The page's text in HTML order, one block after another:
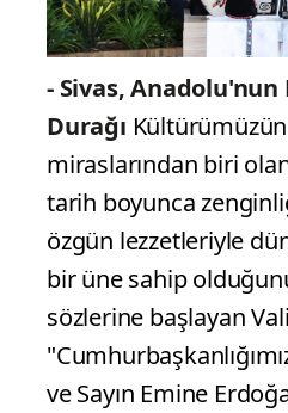
- Sivas, Anadolu'nun
Durağı
miraslarından biri
tarih boyunca
özgün lezzetleriyle
bir üne sahip
sözlerine başlayan
ve Sayın Emine